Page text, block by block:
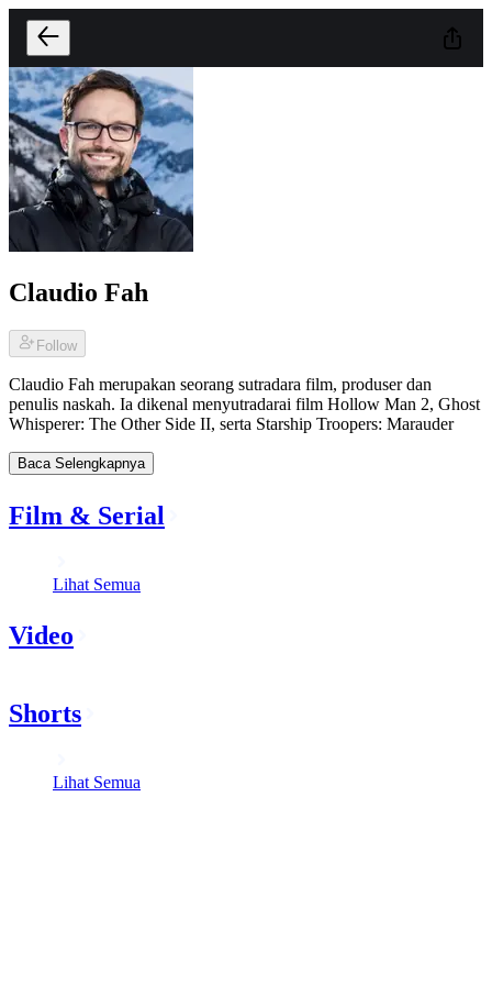
Claudio Fah
Follow
Claudio Fah merupakan seorang sutradara film, produser dan
penulis naskah. Ia dikenal menyutradarai film Hollow Man 2, Ghost
Whisperer: The Other Side II, serta Starship Troopers: Marauder
Baca Selengkapnya
Film & Serial
Lihat Semua
Video
Shorts
Lihat Semua